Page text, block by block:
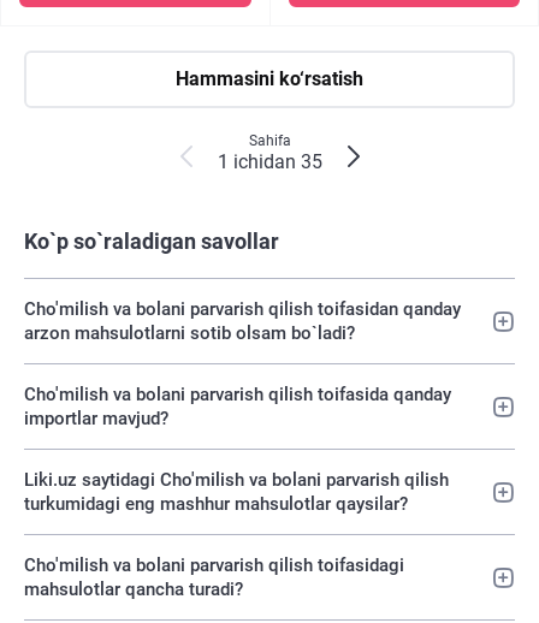
Hammasini ko‘rsatish
Sahifa
1 ichidan 35
Ko`p so`raladigan savollar
Cho'milish va bolani parvarish qilish toifasidan qanday
arzon mahsulotlarni sotib olsam bo`ladi?
Cho'milish va bolani parvarish qilish toifasida qanday
importlar mavjud?
Liki.uz saytidagi Cho'milish va bolani parvarish qilish
turkumidagi eng mashhur mahsulotlar qaysilar?
Cho'milish va bolani parvarish qilish toifasidagi
mahsulotlar qancha turadi?